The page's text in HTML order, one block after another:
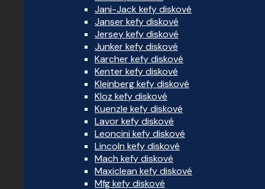
Jani-Jack kefy diskové
Janser kefy diskové
Jersey kefy diskové
Junker kefy diskové
Karcher kefy diskové
Kenter kefy diskové
Kleinberg kefy diskové
Kloz kefy diskové
Kuenzle kefy diskové
Lavor kefy diskové
Leoncini kefy diskové
Lincoln kefy diskové
Mach kefy diskové
Maxiclean kefy diskové
Mfg kefy diskové